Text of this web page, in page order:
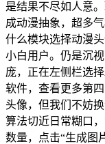
是结果不尽如人意
成动漫抽象，超多
什么模块选择动漫
小白用户。仍是沉
庞，正在左侧栏选
软件，查看更多第
头像，但我们不妨
算法切近日常糊口
数量，点击“生成图